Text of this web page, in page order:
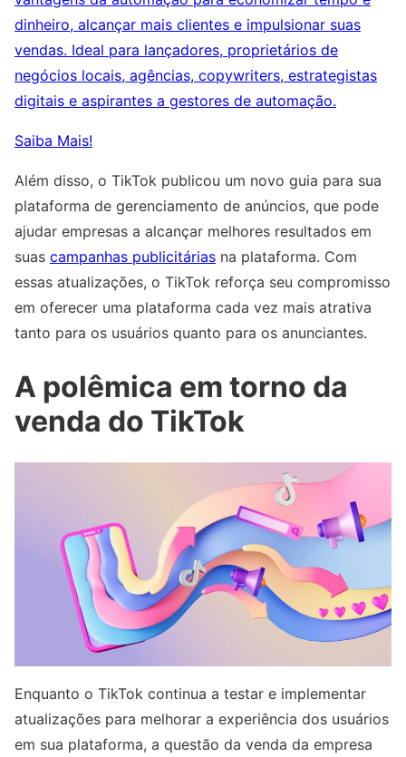
dinheiro, alcançar mais clientes e impulsionar suas
vendas. Ideal para lançadores, proprietários de
negócios locais, agências, copywriters, estrategistas
digitais e aspirantes a gestores de automação.
Saiba Mais!
Além disso, o TikTok publicou um novo guia para sua
plataforma de gerenciamento de anúncios, que pode
ajudar empresas a alcançar melhores resultados em
suas campanhas publicitárias na plataforma. Com
essas atualizações, o TikTok reforça seu compromisso
em oferecer uma plataforma cada vez mais atrativa
tanto para os usuários quanto para os anunciantes.
A polêmica em torno da
venda do TikTok
Enquanto o TikTok continua a testar e implementar
atualizações para melhorar a experiência dos usuários
em sua plataforma, a questão da venda da empresa